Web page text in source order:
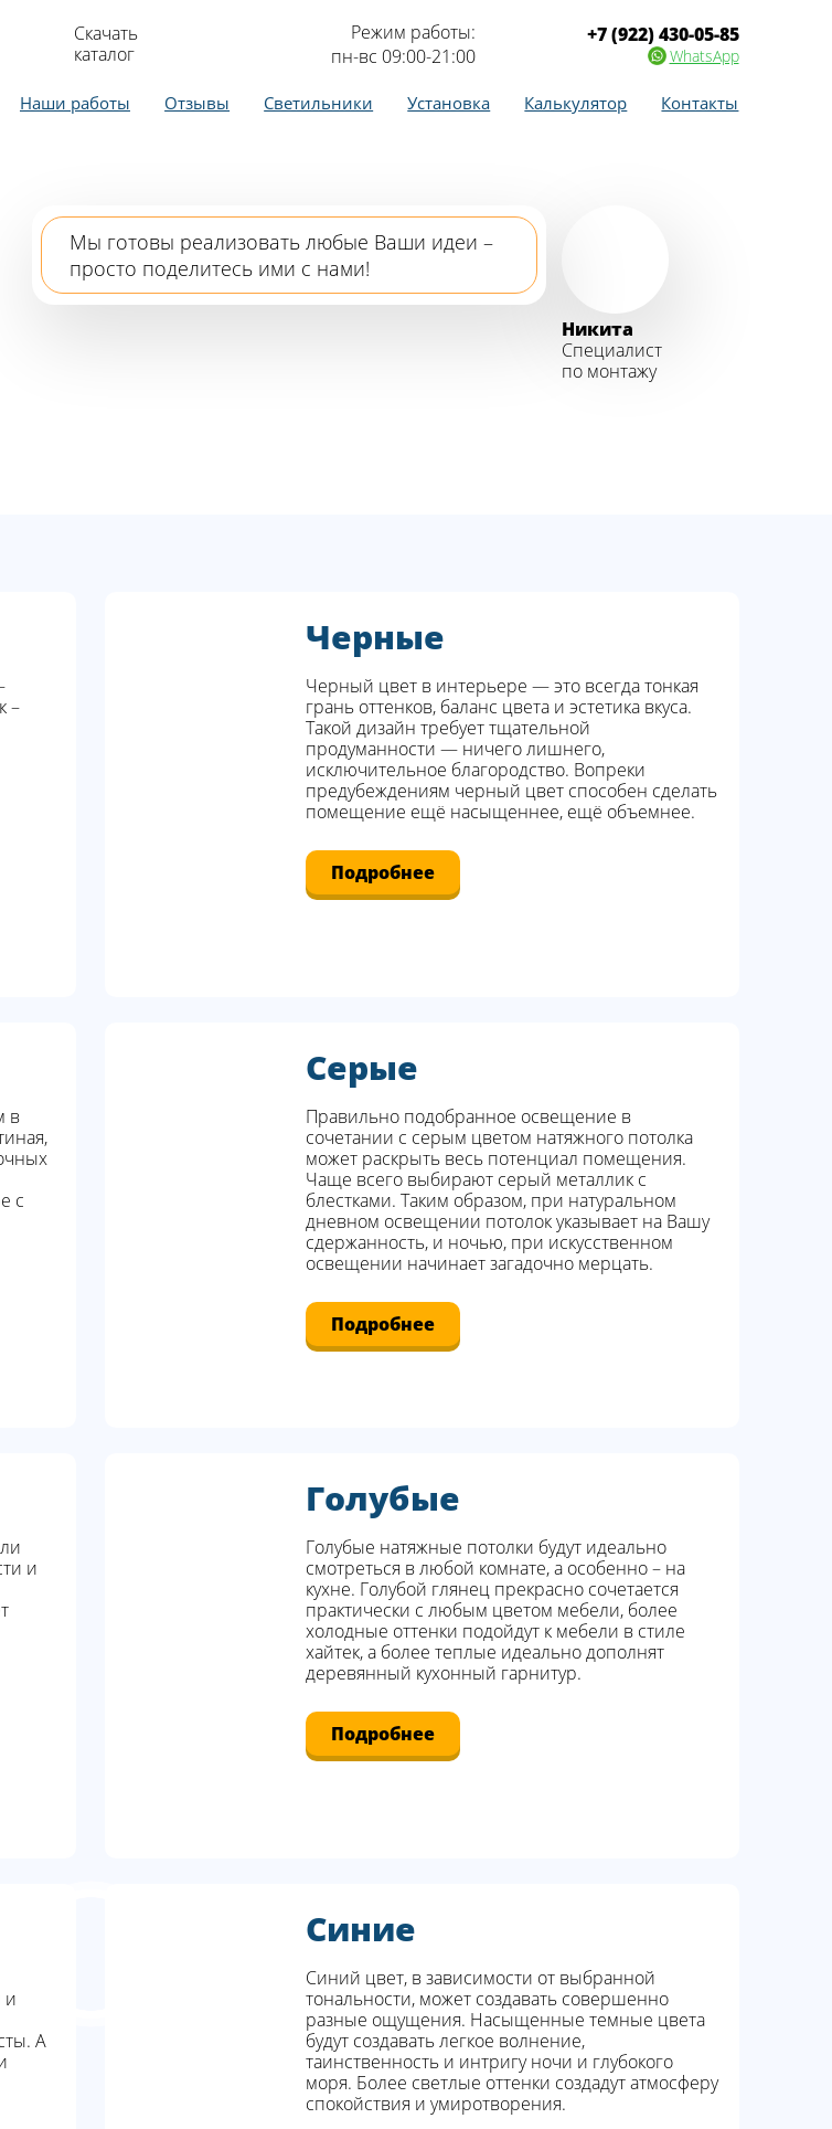
Скачать
каталог
Режим работы:
пн-вс 09:00-21:00
+7 (922) 430-05-85
WhatsApp
Наши работы Отзывы Светильники Установка Калькулятор Контакты
Мы готовы реализовать любые Ваши идеи –
просто поделитесь ими с нами!
Никита
Специалист
по монтажу
–
Черные
Черный цвет в интерьере — это всегда тонкая
грань оттенков, баланс цвета и эстетика вкуса.
Такой дизайн требует тщательной
продуманности — ничего лишнего,
исключительное благородство. Вопреки
предубеждениям черный цвет способен сделать
помещение ещё насыщеннее, ещё объемнее.
Подробнее
в
с
Серые
Правильно подобранное освещение в
сочетании с серым цветом натяжного потолка
может раскрыть весь потенциал помещения.
Чаще всего выбирают серый металлик с
блестками. Таким образом, при натуральном
дневном освещении потолок указывает на Вашу
сдержанность, и ночью, при искусственном
освещении начинает загадочно мерцать.
Подробнее
и
Голубые
Голубые натяжные потолки будут идеально
смотреться в любой комнате, а особенно – на
кухне. Голубой глянец прекрасно сочетается
практически с любым цветом мебели, более
холодные оттенки подойдут к мебели в стиле
хайтек, а более теплые идеально дополнят
деревянный кухонный гарнитур.
Подробнее
и
А
Синие
Синий цвет, в зависимости от выбранной
тональности, может создавать совершенно
разные ощущения. Насыщенные темные цвета
будут создавать легкое волнение,
таинственность и интригу ночи и глубокого
моря. Более светлые оттенки создадут атмосферу
спокойствия и умиротворения.